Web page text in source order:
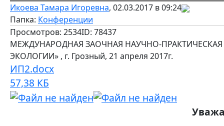
Икоева Тамара Игоревна, 02.03.2017 в 09:24
Папка: Конференции
Просмотров: 2534ID: 78437
МЕЖДУНАРОДНАЯ ЗАОЧНАЯ НАУЧНО-
ЭКОЛОГИИ» , г. Грозный, 21 апреля 2017г.
ИП2.docx
57,38 КБ